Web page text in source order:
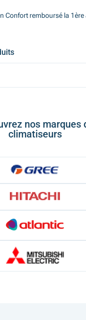
Confort remboursé la 1ère
nos marques
climatiseurs